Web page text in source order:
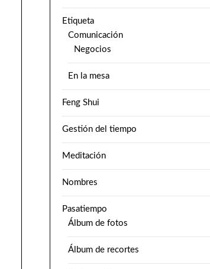
Etiqueta
Comunicación
Negocios
En la mesa
Feng Shui
Gestión del tiempo
Meditación
Nombres
Pasatiempo
Álbum de fotos
Álbum de recortes